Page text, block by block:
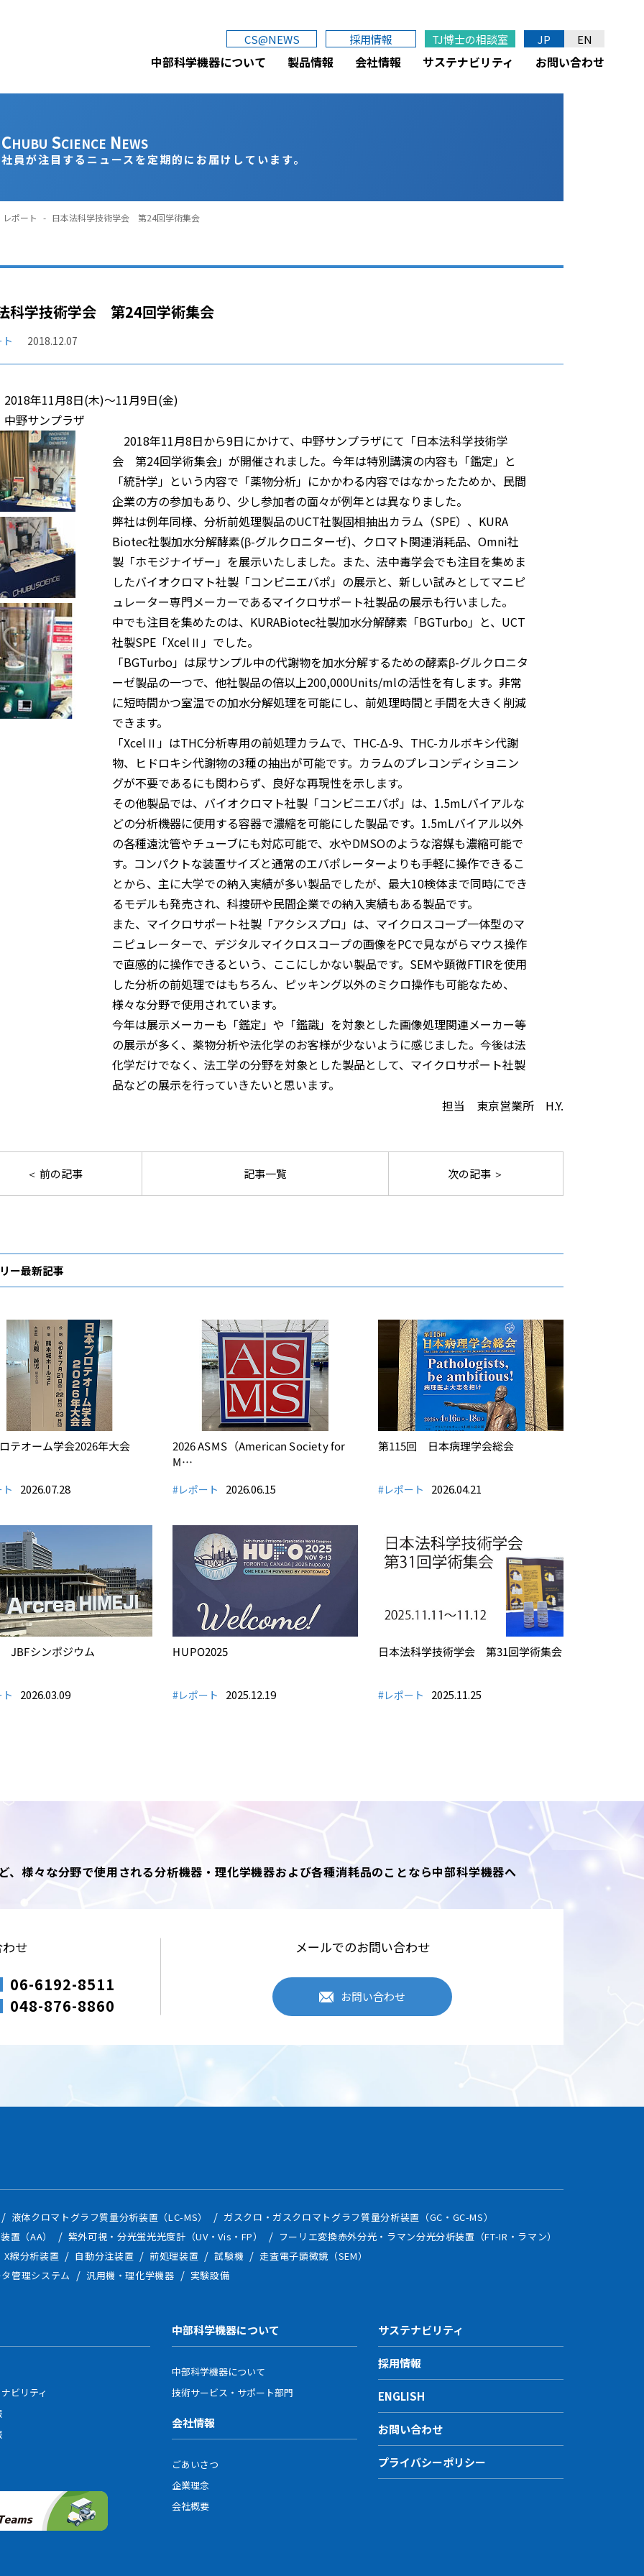
CS@NEWS 採用情報 TJ博士の相談室 JP EN
中部科学機器について 製品情報 会社情報 サステナビリティ お問い合わせ
CHUBU SCIENCE NEWS
社員が注目するニュースを定期的にお届けしています。
レポート - 日本法科学技術学会 第24回学術集会
科学技術学会 第24回学術集会
2018.12.07
2018年11月8日(木)～11月9日(金)
中野サンプラザ
2018年11月8日から9日にかけて、中野サンプラザにて「日本法科学技術学
会 第24回学術集会」が開催されました。今年は特別講演の内容も「鑑定」と
「統計学」という内容で「薬物分析」にかかわる内容ではなかったためか、民間
企業の方の参加もあり、少し参加者の面々が例年とは異なりました。
弊社は例年同様、分析前処理製品のUCT社製固相抽出カラム（SPE）、KURA
Biotec社製加水分解酵素(β-グルクロニターゼ)、クロマト関連消耗品、Omni社
製「ホモジナイザー」を展示いたしました。また、法中毒学会でも注目を集めま
したバイオクロマト社製「コンビニエバポ」の展示と、新しい試みとしてマニピ
ュレーター専門メーカーであるマイクロサポート社製品の展示も行いました。
中でも注目を集めたのは、KURABiotec社製加水分解酵素「BGTurbo」と、UCT
社製SPE「XcelⅡ」でした。
「BGTurbo」は尿サンプル中の代謝物を加水分解するための酵素β-グルクロニタ
ーゼ製品の一つで、他社製品の倍以上200,000Units/mlの活性を有します。非常
に短時間かつ室温での加水分解処理を可能にし、前処理時間と手間を大きく削減
できます。
「XcelⅡ」はTHC分析専用の前処理カラムで、THC-Δ-9、THC-カルボキシ代謝
物、ヒドロキシ代謝物の3種の抽出が可能です。カラムのプレコンディショニン
グが不要であるにも関わらず、良好な再現性を示します。
その他製品では、バイオクロマト社製「コンビニエバポ」は、1.5mLバイアルな
どの分析機器に使用する容器で濃縮を可能にした製品です。1.5mLバイアル以外
の各種遠沈管やチューブにも対応可能で、水やDMSOのような溶媒も濃縮可能で
す。コンパクトな装置サイズと通常のエバポレーターよりも手軽に操作できるこ
とから、主に大学での納入実績が多い製品でしたが、最大10検体まで同時にでき
るモデルも発売され、科捜研や民間企業での納入実績もある製品です。
また、マイクロサポート社製「アクシスプロ」は、マイクロスコープ一体型のマ
ニピュレーターで、デジタルマイクロスコープの画像をPCで見ながらマウス操作
で直感的に操作できるという、ここにしかない製品です。SEMや顕微FTIRを使用
した分析の前処理ではもちろん、ピッキング以外のミクロ操作も可能なため、
様々な分野で使用されています。
今年は展示メーカーも「鑑定」や「鑑識」を対象とした画像処理関連メーカー等
の展示が多く、薬物分析や法化学のお客様が少ないように感じました。今後は法
化学だけでなく、法工学の分野を対象とした製品として、マイクロサポート社製
品などの展示を行っていきたいと思います。
担当 東京営業所 H.Y.
前の記事 次の記事
記事一覧
ー最新記事
テオーム学会2026年大会
2026.07.28
2026 ASMS（American Society for
M…
#レポート 2026.06.15
第115回 日本病理学会総会
#レポート 2026.04.21
JBFシンポジウム
2026.03.09
HUPO2025
#レポート 2025.12.19
日本法科学技術学会 第31回学術集会
#レポート 2025.11.25
、様々な分野で使用される分析機器・理化学機器および各種消耗品のことなら中部科学機器へ
せ
06-6192-8511
048-876-8860
メールでのお問い合わせ
お問い合わせ
液体クロマトグラフ質量分析装置（LC-MS）
ガスクロ・ガスクロマトグラフ質量分析装置（GC・GC-MS）
置（AA）
紫外可視・分光蛍光光度計（UV・Vis・FP）
フーリエ変換赤外分光・ラマン分光分析装置（FT-IR・ラマン）
X線分析装置
自動分注装置 前処理装置 試験機
走査電子顕微鏡（SEM）
管理システム
汎用機・理化学機器 実験設備
ビリティ
中部科学機器について
中部科学機器について
技術サービス・サポート部門
会社情報
ごあいさつ
企業理念
会社概要
サステナビリティ
採用情報
ENGLISH
お問い合わせ
プライバシーポリシー